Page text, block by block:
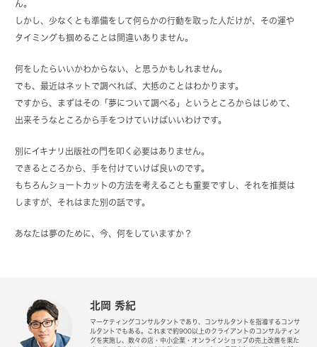
ん。
しかし、少なくとも準備をして何らかの行動を取った人だけが、その運や
タイミングも掴めることは間違いありません。
何をしたらいいかわからない、と思うかもしれません。
でも、最近はネットで調べれば、大抵のことはわかります。
ですから、まずはその「夢について調べる」というところからはじめて、
出来そうなところから手をつけていけばいいわけです。
別にイキナリ出版社の門を叩く必要はありません。
できるところから、手を付けていけば良いのです。
もちろんショートカットの方法を考えることも重要ですし、それを推奨は
しますが、それはまた別の話です。
あなたは夢のために、今、何をしていますか？
北岡 秀紀
マーケティングコンサルタントであり、コンサルタントを指導するコンサ
ルタントでもある。これまで約900以上のクライアントのコンサルティン
グを実施し、数々の店・中小企業・オンラインショップの売上改善を果た